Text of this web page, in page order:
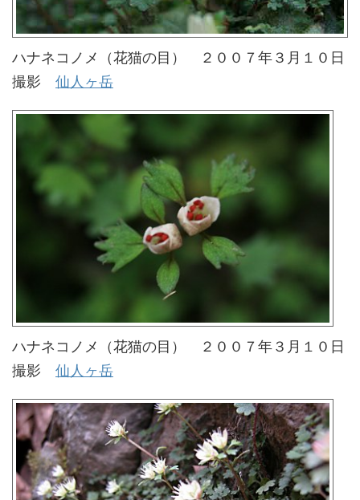
ハナネコノメ（花猫の目） ２００７年３月１０日
撮影 仙人ヶ岳
ハナネコノメ（花猫の目） ２００７年３月１０日
撮影 仙人ヶ岳